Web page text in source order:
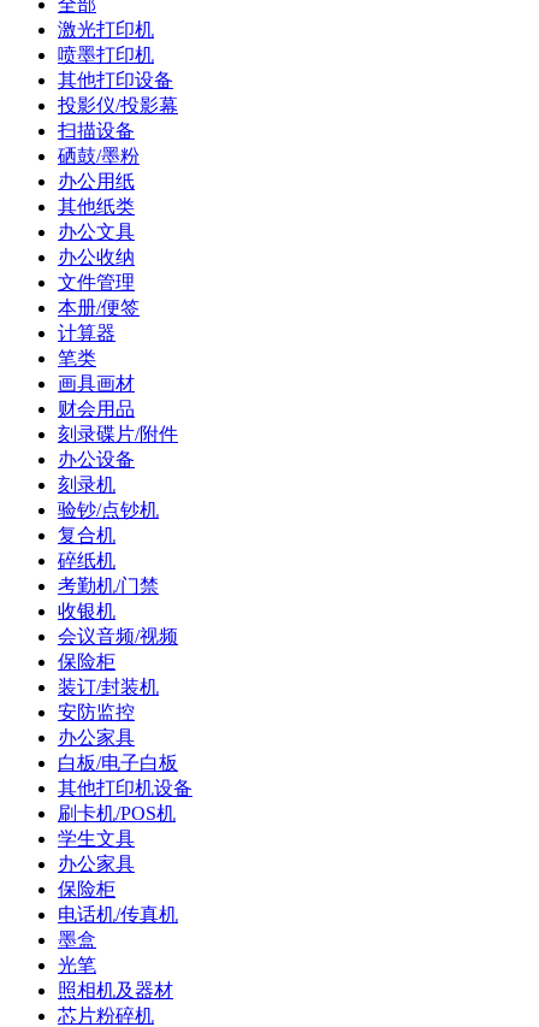
全部
激光打印机
喷墨打印机
其他打印设备
投影仪/投影幕
扫描设备
硒鼓/墨粉
办公用纸
其他纸类
办公文具
办公收纳
文件管理
本册/便签
计算器
笔类
画具画材
财会用品
刻录碟片/附件
办公设备
刻录机
验钞/点钞机
复合机
碎纸机
考勤机/门禁
收银机
会议音频/视频
保险柜
装订/封装机
安防监控
办公家具
白板/电子白板
其他打印机设备
刷卡机/POS机
学生文具
办公家具
保险柜
电话机/传真机
墨盒
光笔
照相机及器材
芯片粉碎机